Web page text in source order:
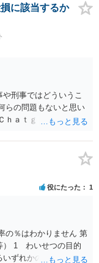
手を特定できた場
は可能でしょうか？ →
ができるでしょう。
認められる場合と認
ょう。
に該当するか
刑事ではどういうこ
らの問題もないと思い
ｈａｔｇｐｔがｏｐｅ
していない限り、一
能性が生じるにすぎま
とは思えませんし、名
特定多数への公開に
内容をｃｈａｔｇｐｔ
、個人や会社の特定
き込んだとして
とはないでしょう。
役にたった 1
の％はわかりません 第
） 1 わいせつの目的
ずれかの行為をした